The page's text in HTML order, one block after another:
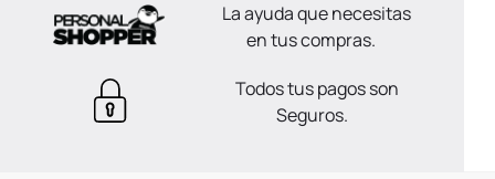
La ayuda que necesitas
en tus compras.
Todos tus pagos son
Seguros.